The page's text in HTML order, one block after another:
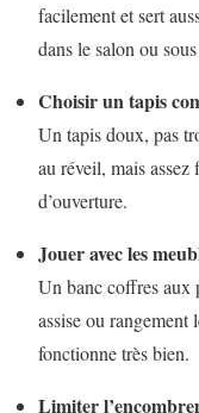
facilement et sert
dans le salon ou
Choisir un tapis
Un tapis doux, pas
au réveil, mais
d’ouverture.
Jouer avec les
Un banc coffres aux
assise ou
fonctionne très bien.
Limiter